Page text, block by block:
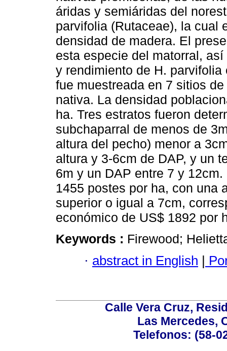
áridas y semiáridas del
parvifolia (Rutaceae), la cual
densidad de madera. El
esta especie del matorral,
y rendimiento de H.
fue muestreada en 7 sitios
nativa. La densidad
ha. Tres estratos fueron
subchaparral de menos de
altura del pecho) menor a
altura y 3-6cm de DAP, y un
6m y un DAP entre 7 y
1455 postes por ha, con una
superior o igual a 7cm,
económico de US$ 1892 por
Keywords : Firewood;
· abstract in English |
Calle Vera Cruz,
Las Mercedes,
Telefonos: (58-